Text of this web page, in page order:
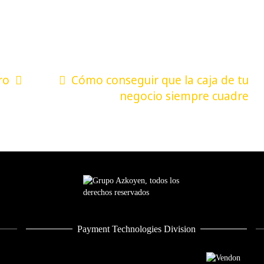
Cómo conseguir que la caja de tu
negocio siempre cuadre
Payment Technologies Division